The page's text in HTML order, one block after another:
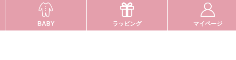
BABY ラッピング マイページ